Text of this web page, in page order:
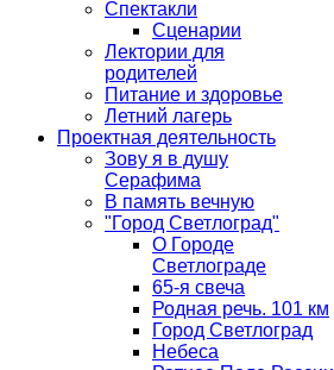
Спектакли
Сценарии
Лектории для
родителей
Питание и здоровье
Летний лагерь
Проектная деятельность
Зову я в душу
Серафима
В память вечную
"Город Светлоград"
О Городе
Светлограде
65-я свеча
Родная речь. 101 км
Город Светлоград
Небеса